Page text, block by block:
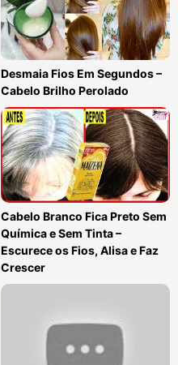
Desmaia Fios Em Segundos –
Cabelo Brilho Perolado
Cabelo Branco Fica Preto Sem
Química e Sem Tinta –
Escurece os Fios, Alisa e Faz
Crescer